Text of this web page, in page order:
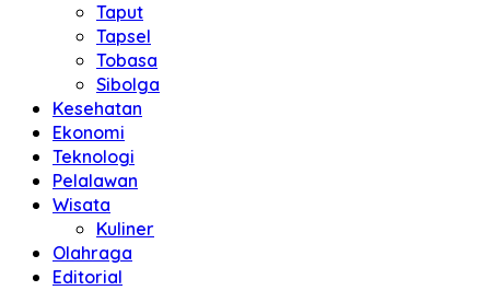
Taput
Tapsel
Tobasa
Sibolga
Kesehatan
Ekonomi
Teknologi
Pelalawan
Wisata
Kuliner
Olahraga
Editorial